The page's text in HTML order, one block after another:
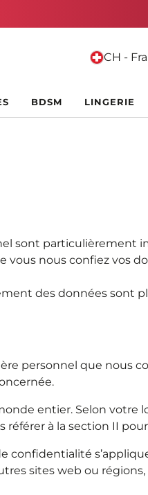
CH -
BDSM LINGERIE
sont particulièrement
nous confiez vos
des données sont
personnel que nous
entier. Selon votre
à la section II
confidentialité
sites web ou